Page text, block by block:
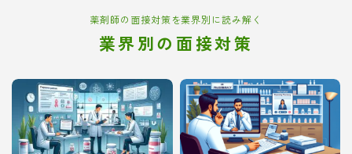
薬剤師の面接対策を業界別に読み解く
業界別の面接対策